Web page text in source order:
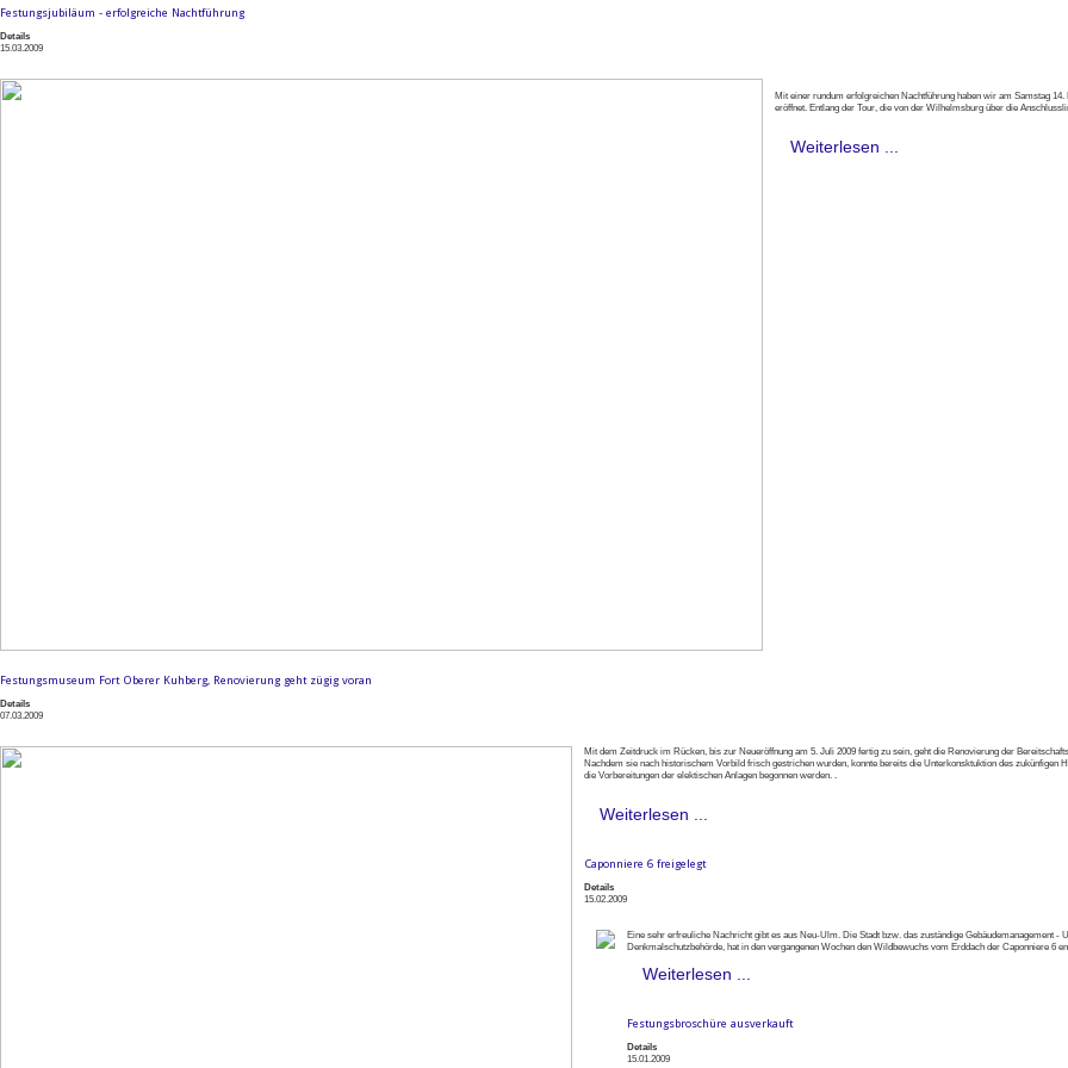
Festungsjubiläum - erfolgreiche Nachtführung
Details
15.03.2009
Mit einer rundum erfolgreichen Nachtführung haben wir am Samstag
eröffnet. Entlang der Tour, die von der Wilhelmsburg über die
Weiterlesen ...
Festungsmuseum Fort Oberer Kuhberg, Renovierung geht zügig voran
Details
07.03.2009
Mit dem Zeitdruck im Rücken, bis zur Neueröffnung am 5. Juli 2009 fertig zu sein, geht die Renovierung der
Nachdem sie nach historischem Vorbild frisch gestrichen wurden, konnte bereits die Unterkonsktuktion des zukünfigen
die Vorbereitungen der elektischen Anlagen begonnen werden. .
Weiterlesen ...
Caponniere 6 freigelegt
Details
15.02.2009
Eine sehr erfreuliche Nachricht gibt es aus Neu-Ulm. Die Stadt bzw. das zuständige Gebäudemanagement -
Denkmalschutzbehörde, hat in den vergangenen Wochen den Wildbewuchs vom Erddach der Caponniere 6
Weiterlesen ...
Festungsbroschüre ausverkauft
Details
15.01.2009